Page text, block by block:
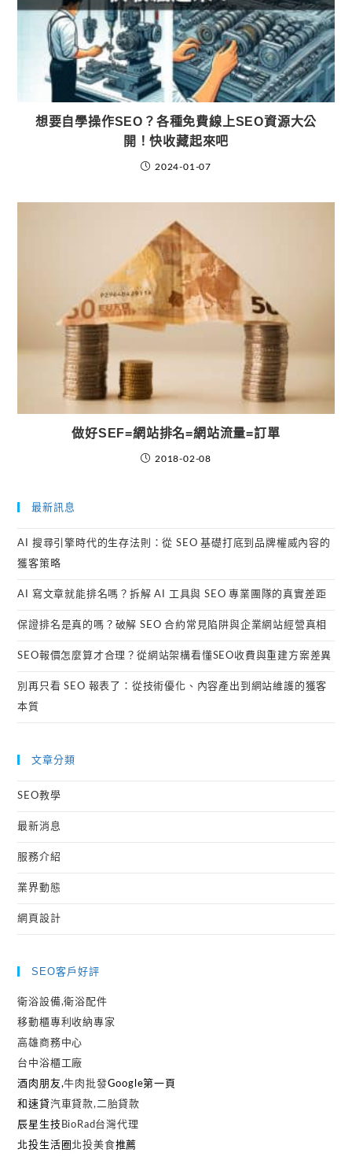
想要自學操作SEO？各種免費線上SEO資源大公
開！快收藏起來吧
2024-01-07
做好SEF=網站排名=網站流量=訂單
2018-02-08
最新訊息
AI 搜尋引擎時代的生存法則：從 SEO 基礎打底到品牌權威內容的
獲客策略
AI 寫文章就能排名嗎？拆解 AI 工具與 SEO 專業團隊的真實差距
保證排名是真的嗎？破解 SEO 合約常見陷阱與企業網站經營真相
SEO報價怎麼算才合理？從網站架構看懂SEO收費與重建方案差異
別再只看 SEO 報表了：從技術優化、內容產出到網站維護的獲客
本質
文章分類
SEO教學
最新消息
服務介紹
業界動態
網頁設計
SEO客戶好評
衛浴設備,衛浴配件
移動櫃專利收納專家
高雄商務中心
台中浴櫃工廠
酒肉朋友,牛肉批發Google第一頁
和速貸汽車貸款,二胎貸款
辰星生技 BioRad台灣代理
北投生活圈北投美食推薦